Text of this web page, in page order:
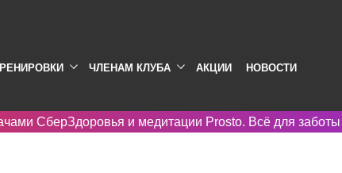
ЧЛЕНАМ КЛУБА АКЦИИ НОВОСТИ
СберЗдоровья и медитации Prosto. Всё для